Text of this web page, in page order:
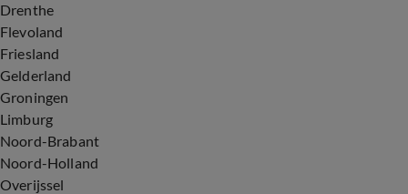
Drenthe
Flevoland
Friesland
Gelderland
Groningen
Limburg
Noord-Brabant
Noord-Holland
Overijssel